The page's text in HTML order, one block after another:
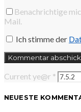
Benachrichtige
Mail.
Ich stimme der
Current ye@r *
NEUESTE